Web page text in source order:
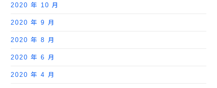
2020 年 10 月
2020 年 9 月
2020 年 8 月
2020 年 6 月
2020 年 4 月